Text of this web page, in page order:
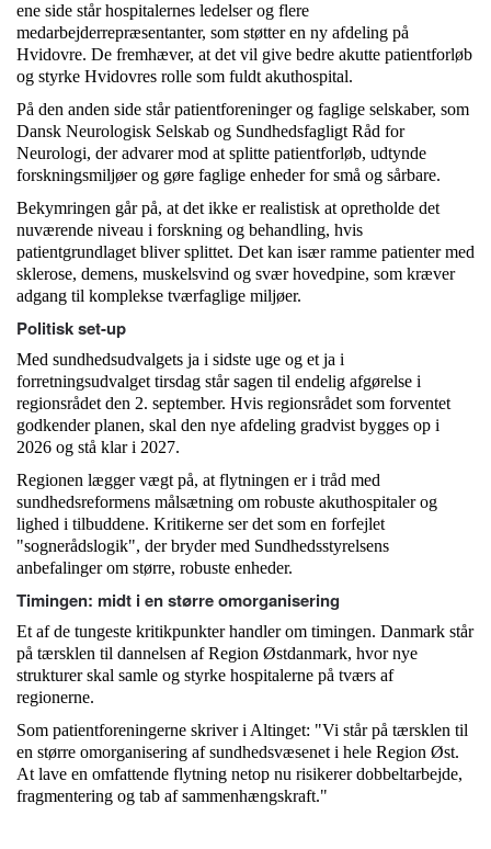
ene side står hospitalernes ledelser og flere
medarbejderrepræsentanter, som støtter en ny afdeling på
Hvidovre. De fremhæver, at det vil give bedre akutte patientforløb
og styrke Hvidovres rolle som fuldt akuthospital.
På den anden side står patientforeninger og faglige selskaber, som
Dansk Neurologisk Selskab og Sundhedsfagligt Råd for
Neurologi, der advarer mod at splitte patientforløb, udtynde
forskningsmiljøer og gøre faglige enheder for små og sårbare.
Bekymringen går på, at det ikke er realistisk at opretholde det
nuværende niveau i forskning og behandling, hvis
patientgrundlaget bliver splittet. Det kan især ramme patienter med
sklerose, demens, muskelsvind og svær hovedpine, som kræver
adgang til komplekse tværfaglige miljøer.
Politisk set-up
Med sundhedsudvalgets ja i sidste uge og et ja i
forretningsudvalget tirsdag står sagen til endelig afgørelse i
regionsrådet den 2. september. Hvis regionsrådet som forventet
godkender planen, skal den nye afdeling gradvist bygges op i
2026 og stå klar i 2027.
Regionen lægger vægt på, at flytningen er i tråd med
sundhedsreformens målsætning om robuste akuthospitaler og
lighed i tilbuddene. Kritikerne ser det som en forfejlet
"sognerådslogik", der bryder med Sundhedsstyrelsens
anbefalinger om større, robuste enheder.
Timingen: midt i en større omorganisering
Et af de tungeste kritikpunkter handler om timingen. Danmark står
på tærsklen til dannelsen af Region Østdanmark, hvor nye
strukturer skal samle og styrke hospitalerne på tværs af
regionerne.
Som patientforeningerne skriver i Altinget: "Vi står på tærsklen til
en større omorganisering af sundhedsvæsenet i hele Region Øst.
At lave en omfattende flytning netop nu risikerer dobbeltarbejde,
fragmentering og tab af sammenhængskraft."